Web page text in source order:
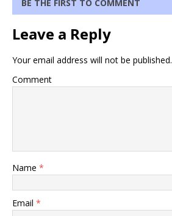
BE THE FIRST TO COMMENT
Leave a Reply
Your email address will not be published.
Comment
Name *
Email *